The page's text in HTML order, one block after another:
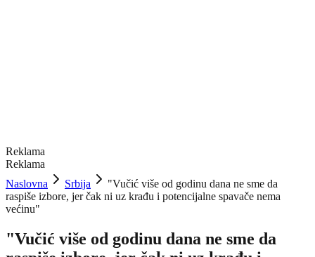
Reklama
Reklama
Naslovna
Srbija
"Vučić više od godinu dana ne sme da
raspiše izbore, jer čak ni uz krađu i potencijalne spavače nema
većinu"
"Vučić više od godinu dana ne sme da